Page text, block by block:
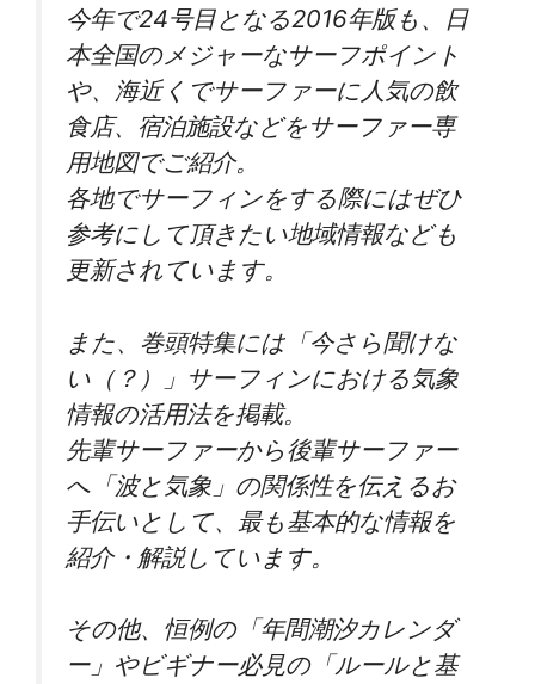
今年で24号目となる2016年版も、日
本全国のメジャーなサーフポイント
や、海近くでサーファーに人気の飲
食店、宿泊施設などをサーファー専
用地図でご紹介。
各地でサーフィンをする際にはぜひ
参考にして頂きたい地域情報なども
更新されています。
また、巻頭特集には「今さら聞けな
い（？）」サーフィンにおける気象
情報の活用法を掲載。
先輩サーファーから後輩サーファー
へ「波と気象」の関係性を伝えるお
手伝いとして、最も基本的な情報を
紹介・解説しています。
その他、恒例の「年間潮汐カレンダ
ー」やビギナー必見の「ルールと基